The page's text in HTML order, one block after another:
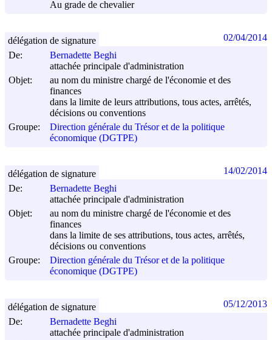
Au grade de chevalier
De:
Bernadette Beghi
attachée principale d'administration
Objet:
au nom du ministre chargé de l'économie et des
finances
dans la limite de leurs attributions, tous actes, arrêtés,
décisions ou conventions
Groupe:
Direction générale du Trésor et de la politique
économique (DGTPE)
délégation de signature 02/04/2014
De:
Bernadette Beghi
attachée principale d'administration
Objet:
au nom du ministre chargé de l'économie et des
finances
dans la limite de ses attributions, tous actes, arrêtés,
décisions ou conventions
Groupe:
Direction générale du Trésor et de la politique
économique (DGTPE)
délégation de signature 14/02/2014
De:
Bernadette Beghi
attachée principale d'administration
délégation de signature 05/12/2013